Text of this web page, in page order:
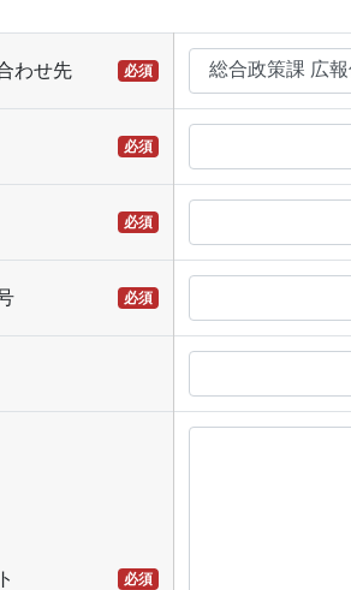
わせ先 必須
必須
必須
必須
必須